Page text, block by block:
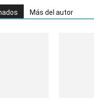
Más del autor